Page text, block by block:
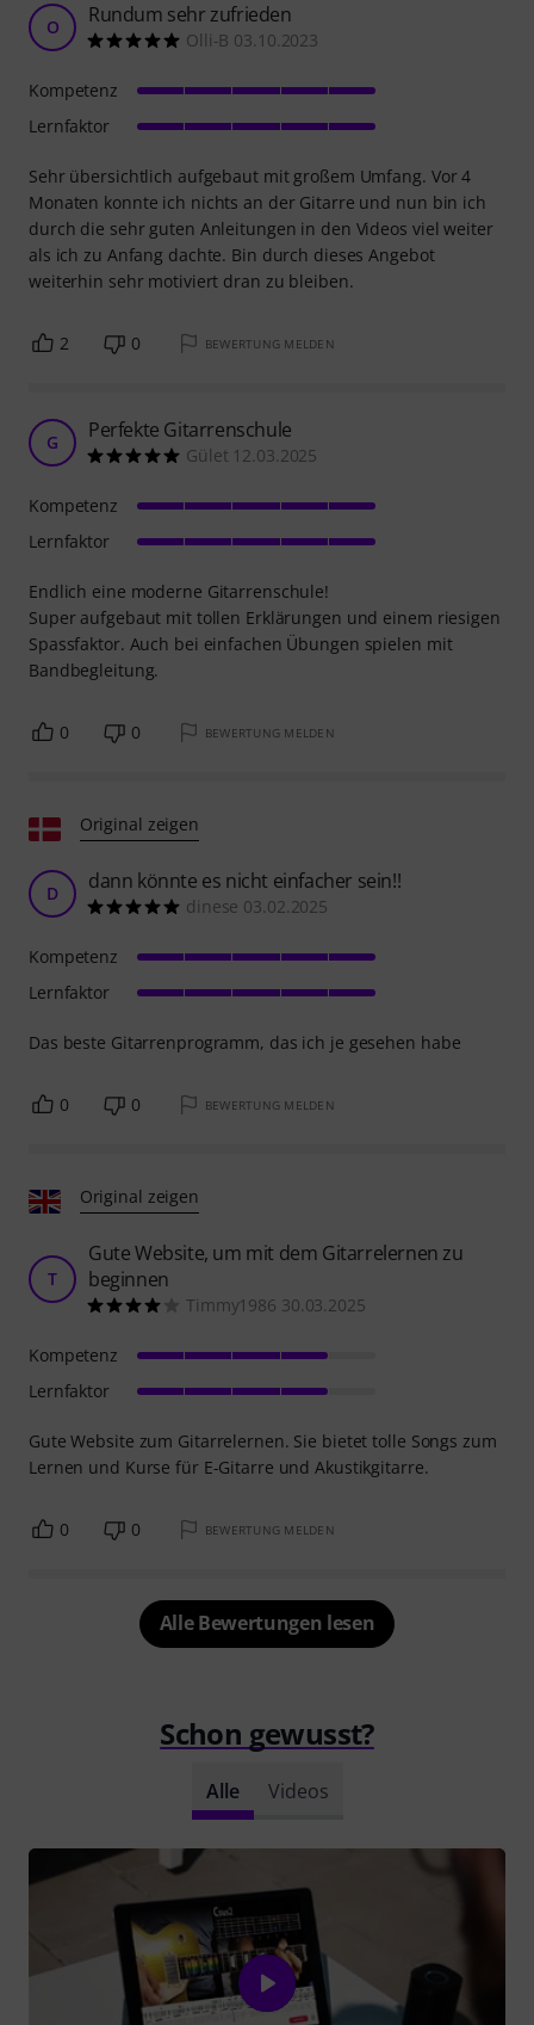
O Rundum sehr zufrieden
Olli-B 03.10.2023
Sehr übersichtlich aufgebaut mit großem Umfang. Vor 4
Monaten konnte ich nichts an der Gitarre und nun bin ich
durch die sehr guten Anleitungen in den Videos viel weiter
als ich zu Anfang dachte. Bin durch dieses Angebot
weiterhin sehr motiviert dran zu bleiben.
Kompetenz
Lernfaktor
2 0 BEWERTUNG MELDEN
G Perfekte Gitarrenschule
Gület 12.03.2025
Endlich eine moderne Gitarrenschule!
Super aufgebaut mit tollen Erklärungen und einem riesigen
Spassfaktor. Auch bei einfachen Übungen spielen mit
Bandbegleitung.
Kompetenz
Lernfaktor
0 0 BEWERTUNG MELDEN
Original zeigen
D dann könnte es nicht einfacher sein!!
dinese 03.02.2025
Das beste Gitarrenprogramm, das ich je gesehen habe
Kompetenz
Lernfaktor
0 0 BEWERTUNG MELDEN
Original zeigen
T
Gute Website, um mit dem Gitarrelernen zu
beginnen
Timmy1986 30.03.2025
Gute Website zum Gitarrelernen. Sie bietet tolle Songs zum
Lernen und Kurse für E-Gitarre und Akustikgitarre.
Kompetenz
Lernfaktor
0 0 BEWERTUNG MELDEN
Alle Bewertungen lesen
Schon gewusst?
Alle Videos